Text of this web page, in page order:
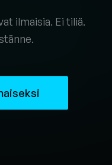
ilmaisia. Ei tiliä.